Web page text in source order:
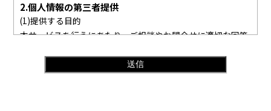
2.個人情報の第三者提供
(1)提供する目的
本サービスを行うにあたり、ご相談やお問合せに適切な回答